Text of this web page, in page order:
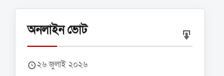
অনলাইন ভোট
২৬ জুলাই ২০২৬